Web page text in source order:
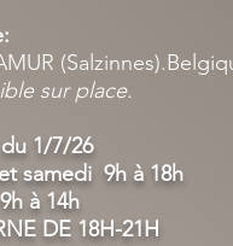
sur place.
1/7/26
samedi 9h à 18h
à 14h
DE 18H-21H